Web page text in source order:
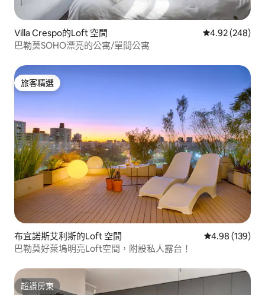
Villa Crespo的Loft 空間 從 248 則評價
4.92 (248)
巴勒莫SOHO漂亮的公寓/單間公寓
旅客精選
旅客精選
布宜諾斯艾利斯的Loft 空間 從 139 則評價
4.98 (139)
巴勒莫好萊塢明亮Loft空間，附設私人露台！
超讚房東
超讚房東